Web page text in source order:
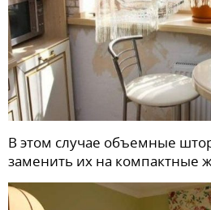
В этом случае объемные
заменить их на компактные